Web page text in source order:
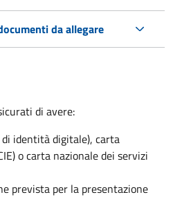
da allegare
di avere:
di identità digitale), carta
o carta nazionale dei servizi
prevista per la presentazione